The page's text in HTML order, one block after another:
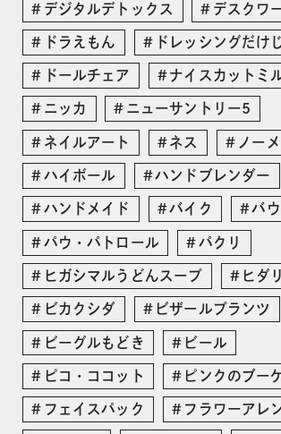
デジタルデトックス デスクワ
ドラえもん ドレッシングだけ
ドールチェア ナイスカットミ
ニッカ ニューサントリー5
ネイルアート ネス ノー
ハイボール ハンドブレンダー
ハンドメイド バイク バ
パウ・パトロール パクリ
ヒガシマルうどんスープ ヒダ
ビカクシダ ビザールプランツ
ビーグルもどき ビール
ピコ・ココット ピンクのブー
フェイスパック フラワーアレ